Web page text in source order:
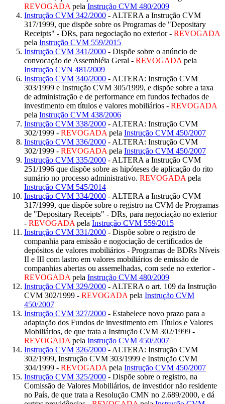
REVOGADA pela Instrução CVM 480/2009
Instrução CVM 342/2000 - ALTERA a Instrução CVM
317/1999, que dispõe sobre os Programas de "Depositary
Receipts" - DRs, para negociação no exterior - REVOGADA
pela Instrução CVM 559/2015
Instrução CVM 341/2000 - Dispõe sobre o anúncio de
convocação de Assembléia Geral - REVOGADA pela
Instrução CVN 481/2009
Instrução CVM 340/2000 - ALTERA: Instrução CVM
303/1999 e Instrução CVM 305/1999, e dispõe sobre a taxa
de administração e de performance em fundos fechados de
investimento em títulos e valores mobiliários - REVOGADA
pela Instrução CVM 438/2006
Instrução CVM 338/2000 - ALTERA: Instrução CVM
302/1999 - REVOGADA pela Instrução CVM 450/2007
Instrução CVM 336/2000 - ALTERA: Instrução CVM
302/1999 - REVOGADA pela Instrução CVM 450/2007
Instrução CVM 335/2000 - ALTERA a Instrução CVM
251/1996 que dispõe sobre as hipóteses de aplicação do rito
sumário no processo administrativo. REVOGADA pela
Instrução CVM 545/2014
Instrução CVM 334/2000 - ALTERA a Instrução CVM
317/1999, que dispõe sobre o registro na CVM de Programas
de "Depositary Receipts" - DRs, para negociação no exterior
- REVOGADA pela Instrução CVM 559/2015
Instrução CVM 331/2000 - Dispõe sobre o registro de
companhia para emissão e nogociação de certificados de
depósitos de valores mobiliários - Programas de BDRs Níveis
II e III com lastro em valores mobiliários de emissão de
companhias abertas ou assemelhadas, com sede no exterior -
REVOGADA pela Instrução CVM 480/2009
Instrução CVM 329/2000 - ALTERA o art. 109 da Instrução
CVM 302/1999 - REVOGADA pela Instrução CVM
450/2007
Instrução CVM 327/2000 - Estabelece novo prazo para a
adaptação dos Fundos de investimento em Títulos e Valores
Mobiliários, de que trata a Instrução CVM 302/1999 -
REVOGADA pela Instrução CVM 450/2007
Instrução CVM 326/2000 - ALTERA: Instrução CVM
302/1999, Instrução CVM 303/1999 e Instrução CVM
304/1999 - REVOGADA pela Instrução CVM 450/2007
Instrução CVM 325/2000 - Dispõe sobre o registro, na
Comissão de Valores Mobiliários, de investidor não residente
no País, de que trata a Resolução CMN no 2.689/2000, e dá